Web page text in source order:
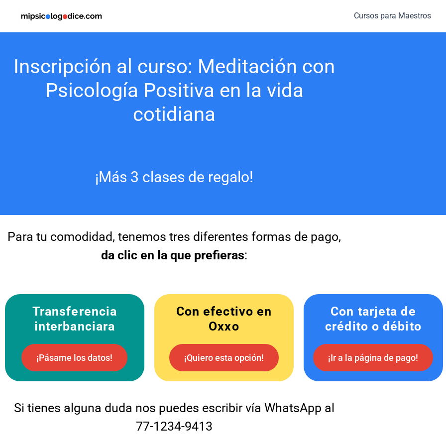
contenido
Cursos para Maestros
Inscripción al curso: Meditación con
Psicología Positiva en la vida
cotidiana
¡Más 3 clases de regalo!
Para tu comodidad, tenemos tres diferentes formas de pago,
da clic en la que prefieras:
Transferencia
interbanciara
¡Pásame los datos!
Con efectivo en
Oxxo
¡Quiero esta opción!
Con tarjeta de
crédito o débito
¡Ir a la página de pago!
Si tienes alguna duda nos puedes escribir vía WhatsApp al
77-1234-9413